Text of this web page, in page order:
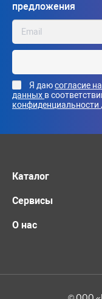
предложения
Я даюсогласие
данных в
конфиденциальности
Каталог
Сервисы
О нас